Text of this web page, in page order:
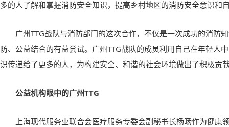
多的人了解和掌握消防安全知识，提高乡村地区的消防安全意识和
广州TTG战队与消防部门的这次合作，不仅是一次成功的消防
防、公益结合的有益尝试。广州TTG战队的成员利用自己在年轻人
识传递给了更多的人，为构建安全、和谐的社会环境做出了积极贡
公益机构眼中的广州TTG
上海现代服务业联合会医疗服务专委会副秘书长杨旸作为健康